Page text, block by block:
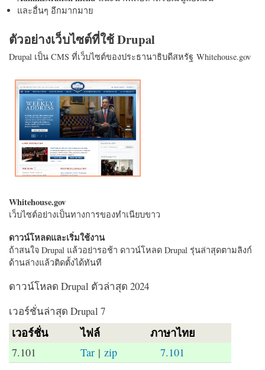
และอื่นๆ อีกมากมาย
ตัวอย่างเว็บไซต์ที่ใช้ Drupal
Drupal เป็น CMS ที่เว็บไซต์ของประธานาธิบดีสหรัฐ Whitehouse.gov
Whitehouse.gov
เว็บไซต์อย่างเป็นทางการของทำเนียบขาว
ดาวน์โหลดและเริ่มใช้งาน
ถ้าสนใจ Drupal แล้วอย่ารอช้า ดาวน์โหลด Drupal รุ่นล่าสุดตามลิงก์
ด้านล่างแล้วติดตั้งได้ทันที
ดาวน์โหลด Drupal ตัวล่าสุด 2024
เวอร์ชั่นล่าสุด Drupal 7
เวอร์ชั่น ไฟล์ ภาษาไทย
7.101 Tar |zip 7.101